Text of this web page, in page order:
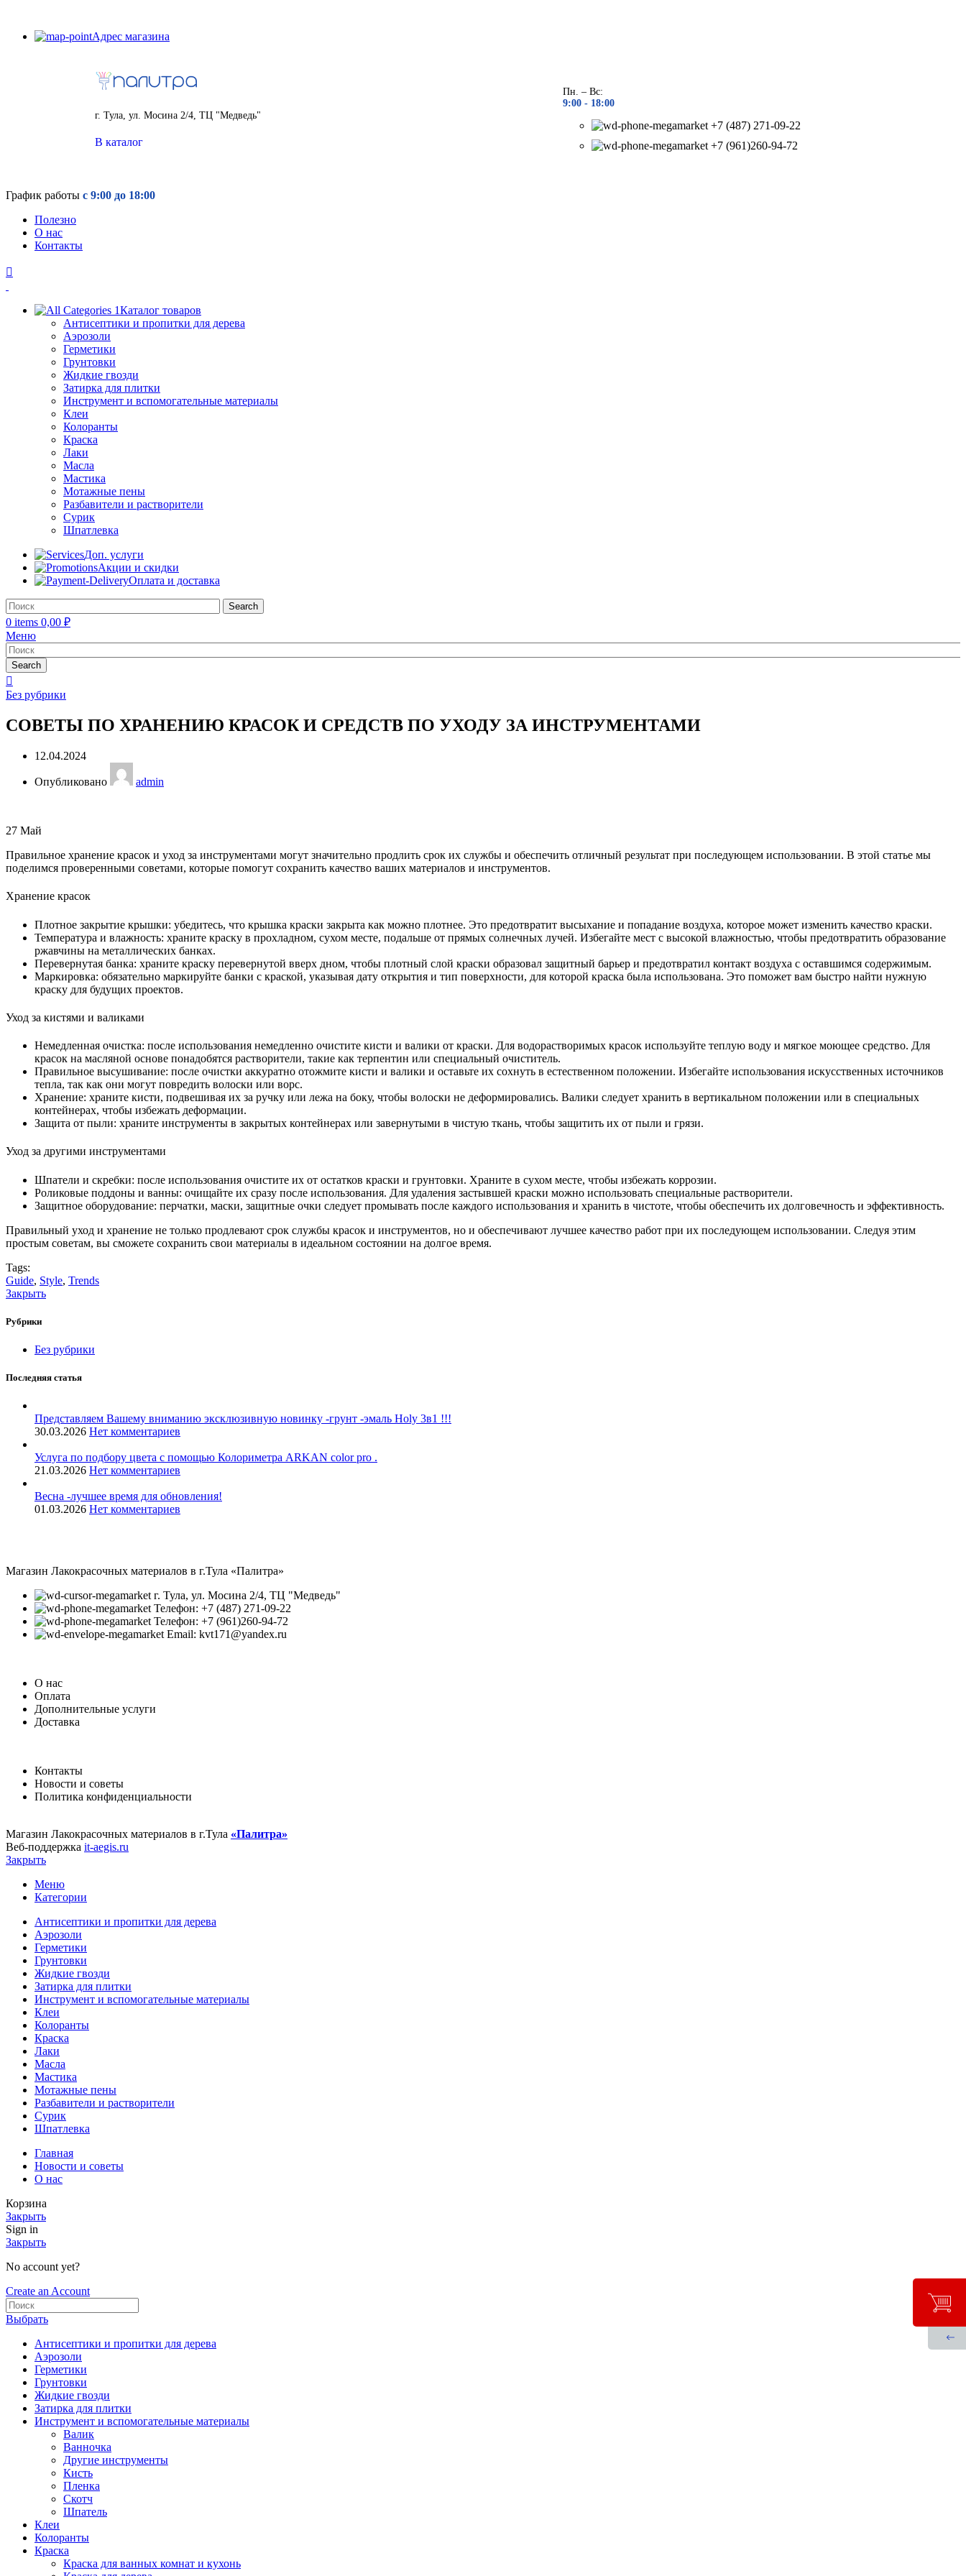
Адрес магазина
г. Тула, ул. Мосина 2/4, ТЦ "Медведь"
В каталог
Пн. – Вс:
9:00 - 18:00
+7 (487) 271-09-22
+7 (961)260-94-72
График работы с 9:00 до 18:00
Полезно
О нас
Контакты
Каталог товаров
Антисептики и пропитки для дерева
Аэрозоли
Герметики
Грунтовки
Жидкие гвозди
Затирка для плитки
Инструмент и вспомогательные материалы
Клеи
Колоранты
Краска
Лаки
Масла
Мастика
Мотажные пены
Разбавители и растворители
Сурик
Шпатлевка
Доп. услуги
Акции и скидки
Оплата и доставка
Search
0 items 0,00 ₽
Меню
Search
Без рубрики
СОВЕТЫ ПО ХРАНЕНИЮ КРАСОК И СРЕДСТВ ПО УХОДУ ЗА ИНСТРУМЕНТАМИ
12.04.2024
Опубликовано admin
27 Май
Правильное хранение красок и уход за инструментами могут значительно продлить срок их службы и обеспечить отличный результат при последующем использовании. В этой статье мы
поделимся проверенными советами, которые помогут сохранить качество ваших материалов и инструментов.
Хранение красок
Плотное закрытие крышки: убедитесь, что крышка краски закрыта как можно плотнее. Это предотвратит высыхание и попадание воздуха, которое может изменить качество краски.
Температура и влажность: храните краску в прохладном, сухом месте, подальше от прямых солнечных лучей. Избегайте мест с высокой влажностью, чтобы предотвратить образование
ржавчины на металлических банках.
Перевернутая банка: храните краску перевернутой вверх дном, чтобы плотный слой краски образовал защитный барьер и предотвратил контакт воздуха с оставшимся содержимым.
Маркировка: обязательно маркируйте банки с краской, указывая дату открытия и тип поверхности, для которой краска была использована. Это поможет вам быстро найти нужную
краску для будущих проектов.
Уход за кистями и валиками
Немедленная очистка: после использования немедленно очистите кисти и валики от краски. Для водорастворимых красок используйте теплую воду и мягкое моющее средство. Для
красок на масляной основе понадобятся растворители, такие как терпентин или специальный очиститель.
Правильное высушивание: после очистки аккуратно отожмите кисти и валики и оставьте их сохнуть в естественном положении. Избегайте использования искусственных источников
тепла, так как они могут повредить волоски или ворс.
Хранение: храните кисти, подвешивая их за ручку или лежа на боку, чтобы волоски не деформировались. Валики следует хранить в вертикальном положении или в специальных
контейнерах, чтобы избежать деформации.
Защита от пыли: храните инструменты в закрытых контейнерах или завернутыми в чистую ткань, чтобы защитить их от пыли и грязи.
Уход за другими инструментами
Шпатели и скребки: после использования очистите их от остатков краски и грунтовки. Храните в сухом месте, чтобы избежать коррозии.
Роликовые поддоны и ванны: очищайте их сразу после использования. Для удаления застывшей краски можно использовать специальные растворители.
Защитное оборудование: перчатки, маски, защитные очки следует промывать после каждого использования и хранить в чистоте, чтобы обеспечить их долговечность и эффективность.
Правильный уход и хранение не только продлевают срок службы красок и инструментов, но и обеспечивают лучшее качество работ при их последующем использовании. Следуя этим
простым советам, вы сможете сохранить свои материалы в идеальном состоянии на долгое время.
Tags:
Guide, Style, Trends
Закрыть
Рубрики
Без рубрики
Последняя статья
Представляем Вашему вниманию эксклюзивную новинку -грунт -эмаль Holy 3в1 !!!
30.03.2026 Нет комментариев
Услуга по подбору цвета с помощью Колориметра ARKAN color pro .
21.03.2026 Нет комментариев
Весна -лучшее время для обновления!
01.03.2026 Нет комментариев
Магазин Лакокрасочных материалов в г.Тула «Палитра»
г. Тула, ул. Мосина 2/4, ТЦ "Медведь"
Телефон: +7 (487) 271-09-22
Телефон: +7 (961)260-94-72
Email: kvt171@yandex.ru
О нас
Оплата
Дополнительные услуги
Доставка
Контакты
Новости и советы
Политика конфиденциальности
Магазин Лакокрасочных материалов в г.Тула «Палитра»
Веб-поддержка it-aegis.ru
Закрыть
Меню
Категории
Антисептики и пропитки для дерева
Аэрозоли
Герметики
Грунтовки
Жидкие гвозди
Затирка для плитки
Инструмент и вспомогательные материалы
Клеи
Колоранты
Краска
Лаки
Масла
Мастика
Мотажные пены
Разбавители и растворители
Сурик
Шпатлевка
Главная
Новости и советы
О нас
Корзина
Закрыть
Sign in
Закрыть
No account yet?
Create an Account
Выбрать
Антисептики и пропитки для дерева
Аэрозоли
Герметики
Грунтовки
Жидкие гвозди
Затирка для плитки
Инструмент и вспомогательные материалы
Валик
Ванночка
Другие инструменты
Кисть
Пленка
Скотч
Шпатель
Клеи
Колоранты
Краска
Краска для ванных комнат и кухонь